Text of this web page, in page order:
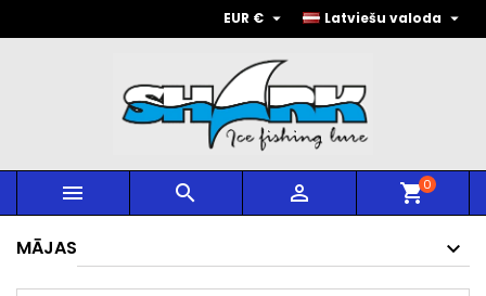
Latviešu valoda 
EUR € 
   shopping_cart0
MĀJAS